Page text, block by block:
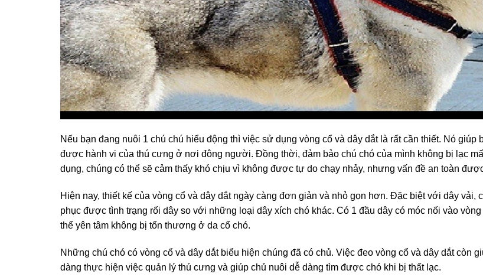
Nếu bạn đang nuôi 1 chú chú hiểu động thì việc sử dụng vòng cổ và dây dắt là rất cần thiết. Nó giúp
được hành vi của thú cưng ở nơi đông người. Đồng thời, đảm bảo chú chó của mình không bị lạc
dụng, chúng có thể sẽ cảm thấy khó chịu vì không được tự do chạy nhảy, nhưng vấn đề an toàn
Hiện nay, thiết kế của vòng cổ và dây dắt ngày càng đơn giản và nhỏ gọn hơn. Đặc biệt với dây vải,
phục được tình trạng rối dây so với những loại dây xích chó khác. Có 1 đầu dây có móc nối vào
thể yên tâm không bị tổn thương ở da cổ chó.
Những chú chó có vòng cổ và dây dắt biểu hiện chúng đã có chủ. Việc đeo vòng cổ và dây dắt còn
dàng thực hiện việc quản lý thú cưng và giúp chủ nuôi dễ dàng tìm được chó khi bị thất lạc.